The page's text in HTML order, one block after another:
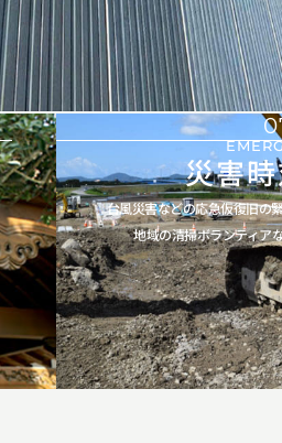
災害
台風災害などの応急仮復旧の
地域の清掃ボランティア